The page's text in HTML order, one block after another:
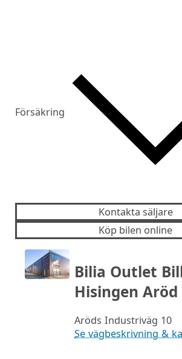
Försäkring
Kontakta säljare
Köp bilen online
Bilia Outlet
Hisingen Aröd
Aröds Industriväg 10
Se vägbeskrivning &